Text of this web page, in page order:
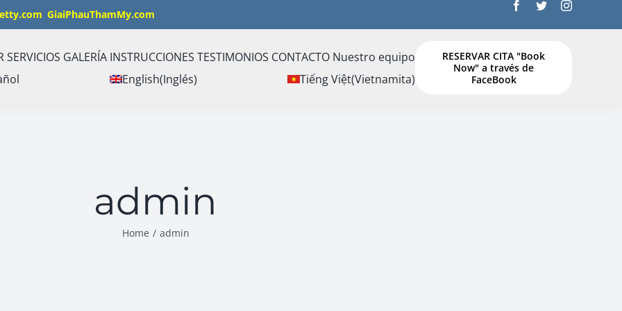
GiaiPhauThamMy.com
SERVICIOS GALERÍA INSTRUCCIONES TESTIMONIOS CONTACTO Nuestro equipo
English(Inglés) Tiếng Việt(Vietnamita)
RESERVAR CITA "Book
Now" a través de
FaceBook
admin
Home / admin